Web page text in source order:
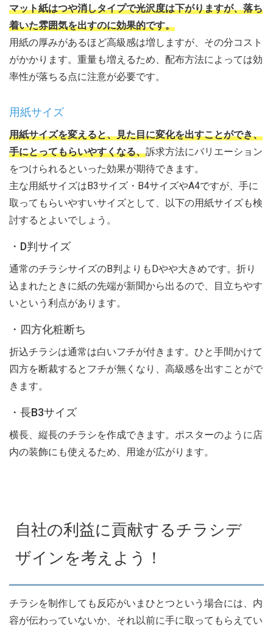
マット紙はつや消しタイプで光沢度は下がりますが、落ち
着いた雰囲気を出すのに効果的です。
用紙の厚みがあるほど高級感は増しますが、その分コスト
がかかります。重量も増えるため、配布方法によっては効
率性が落ちる点に注意が必要です。
用紙サイズ
用紙サイズを変えると、見た目に変化を出すことができ、
手にとってもらいやすくなる、訴求方法にバリエーション
をつけられるといった効果が期待できます。
主な用紙サイズはB3サイズ・B4サイズやA4ですが、手に
取ってもらいやすいサイズとして、以下の用紙サイズも検
討するとよいでしょう。
・D判サイズ
通常のチラシサイズのB判よりもDやや大きめです。折り
込まれたときに紙の先端が新聞から出るので、目立ちやす
いという利点があります。
・四方化粧断ち
折込チラシは通常は白いフチが付きます。ひと手間かけて
四方を断裁するとフチが無くなり、高級感を出すことがで
きます。
・長B3サイズ
横長、縦長のチラシを作成できます。ポスターのように店
内の装飾にも使えるため、用途が広がります。
自社の利益に貢献するチラシデ
ザインを考えよう！
チラシを制作しても反応がいまひとつという場合には、内
容が伝わっていないか、それ以前に手に取ってもらえてい